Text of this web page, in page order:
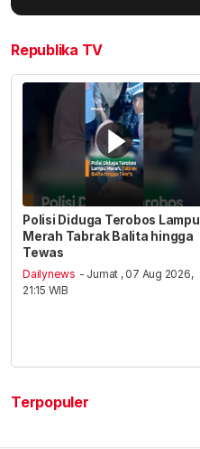
Republika TV
Polisi Diduga Terobos Lampu
Merah Tabrak Balita hingga
Tewas
Dailynews - Jumat , 07 Aug 2026,
21:15 WIB
Terpopuler